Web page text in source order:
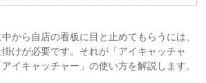
から自店の看板に目と止めてもらうには、
けが必要です。それが「アイキャッチャ
イキャッチャー」の使い方を解説します。